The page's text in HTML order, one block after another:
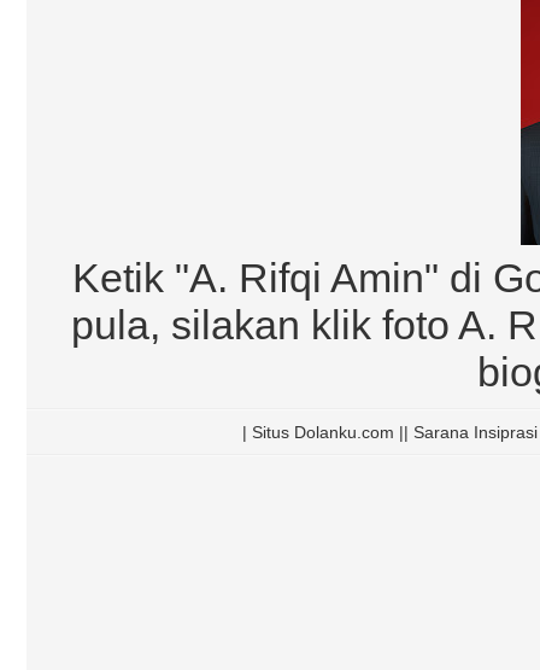
Ketik "A. Rifqi Amin" di
pula, silakan klik foto A.
| Situs Dolanku.com || Sarana